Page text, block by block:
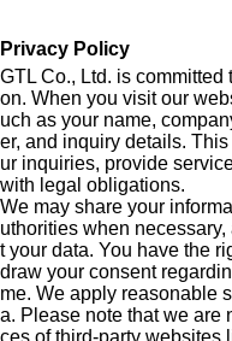
Privacy Policy
GTL Co., Ltd. is
on. When you visit our
uch as your name,
er, and inquiry details.
ur inquiries, provide
with legal obligations.
We may share your
uthorities when
t your data. You have the
draw your consent
me. We apply reasonable
a. Please note that we are
ces of third-party websites